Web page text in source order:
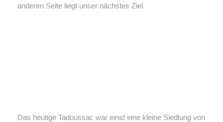
anderen Seite liegt unser nächstes Ziel.
Das heutige Tadoussac war einst eine kleine Siedlung von